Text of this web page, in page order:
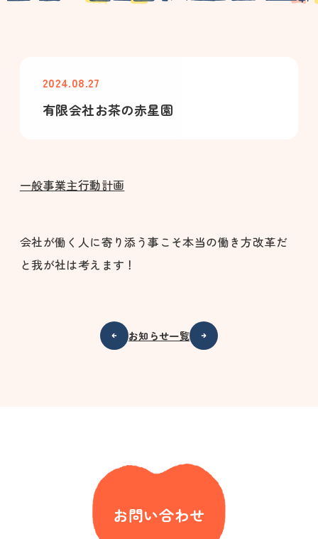
2024.08.27
有限会社お茶の赤星園
一般事業主行動計画
会社が働く人に寄り添う事こそ本当の働き方改革だ
と我が社は考えます！
お知らせ一覧
お問い合わせ